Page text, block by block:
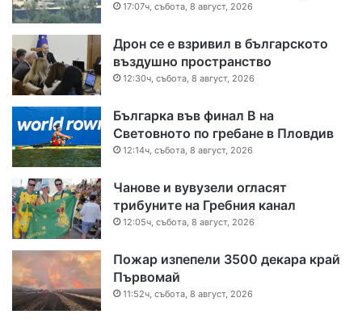
17:07ч, събота, 8 август, 2026
Дрон се е взривил в българското
въздушно пространство
12:30ч, събота, 8 август, 2026
Българка във финал B на
Световното по гребане в Пловдив
12:14ч, събота, 8 август, 2026
Чанове и вувузели огласят
трибуните на Гребния канал
12:05ч, събота, 8 август, 2026
Пожар изпепели 3500 декара край
Първомай
11:52ч, събота, 8 август, 2026